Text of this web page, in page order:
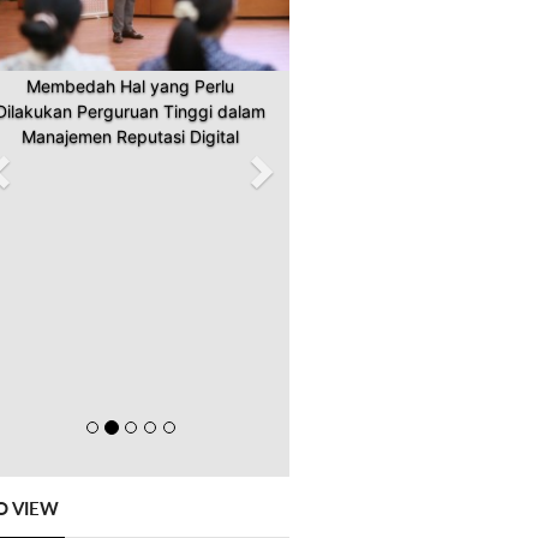
PR Perguruan Tinggi Pelajari Kiat
Membangun Merek
VIEW